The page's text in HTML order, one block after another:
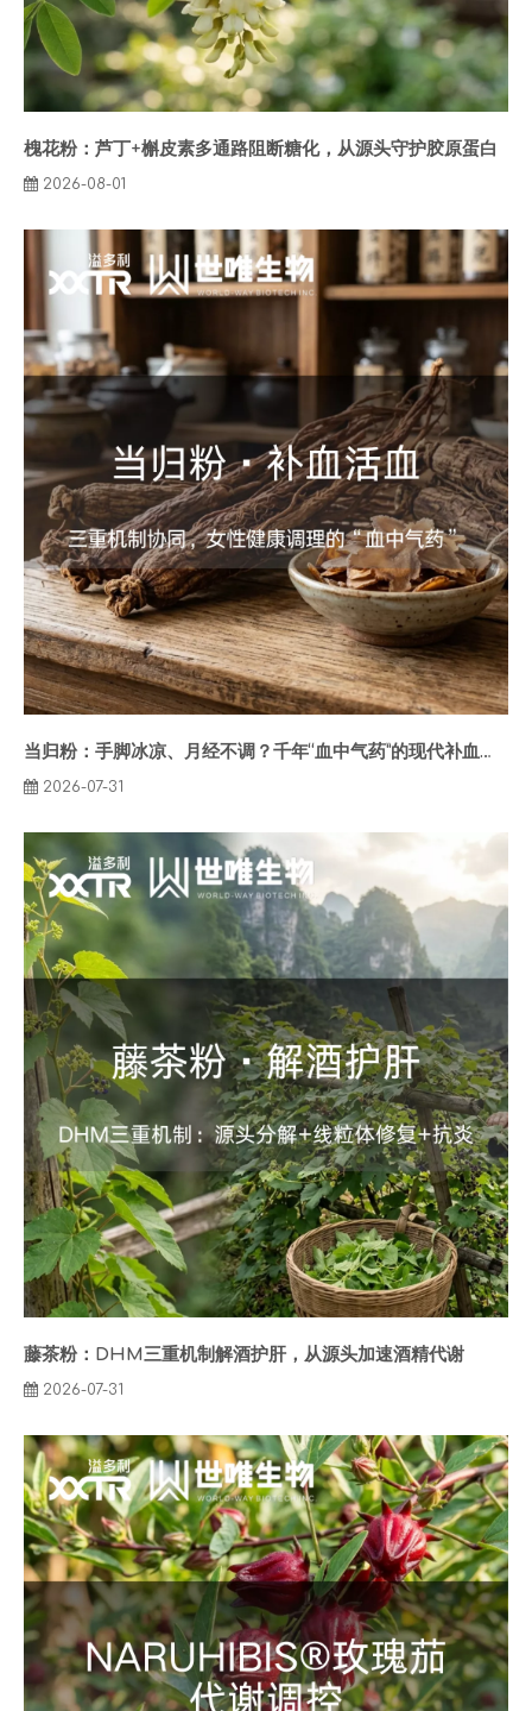
槐花粉：芦丁+槲皮素多通路阻断糖化，从源头守护胶原蛋白
2026-08-01
当归粉：手脚冰凉、月经不调？千年“血中气药”的现代补血方案
2026-07-31
藤茶粉：DHM三重机制解酒护肝，从源头加速酒精代谢
2026-07-31